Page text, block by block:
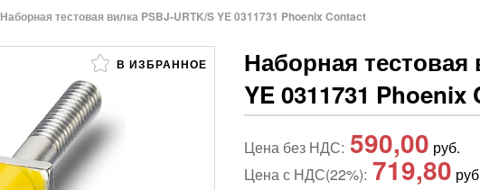
Наборная тестовая вилка PSBJ-URTK/S YE 0311731 Phoenix Contact
В ИЗБРАННОЕ
Наборная тестовая
YE 0311731 Phoenix
Цена без НДС: 590,00 руб.
Цена с НДС(22%): 719,80